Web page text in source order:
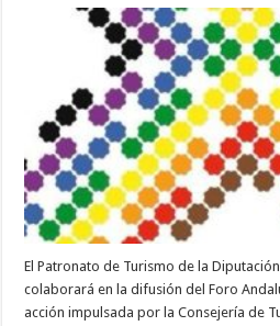
El Patronato de Turismo de la
colaborará en la difusión del Foro
acción impulsada por la Consejería de